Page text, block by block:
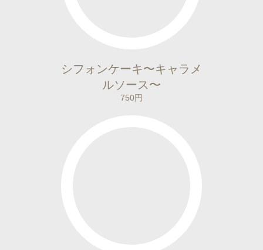
シフォンケーキ〜キャラメ
ルソース〜
750円